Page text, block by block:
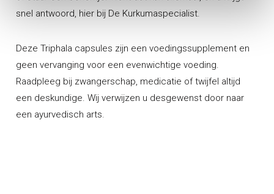
snel antwoord, hier bij De Kurkumaspecialist.
Deze Triphala capsules zijn een voedingssupplement en
geen vervanging voor een evenwichtige voeding.
Raadpleeg bij zwangerschap, medicatie of twijfel altijd
een deskundige. Wij verwijzen u desgewenst door naar
een ayurvedisch arts.